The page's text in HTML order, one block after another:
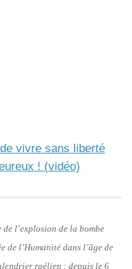
vivre sans liberté
! (vidéo)
l’explosion de la bombe
de l’Humanité dans l’âge de
raélien : depuis le 6